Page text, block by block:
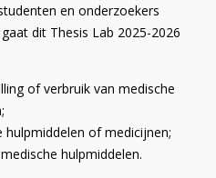
en onderzoekers
dit Thesis Lab 2025-2026
of verbruik van medische
hulpmiddelen of medicijnen;
hulpmiddelen.